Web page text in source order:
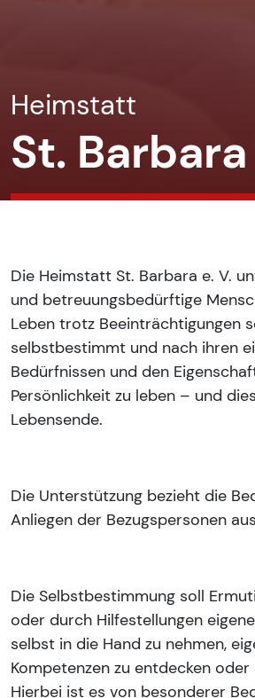
Heimstatt
St. Barbara
Die Heimstatt St. Barbara e. V.
und betreuungsbedürftige
Leben trotz Beeinträchtigungen
selbstbestimmt und nach ihren
Bedürfnissen und den
Persönlichkeit zu leben – und
Lebensende.
Die Unterstützung bezieht die
Anliegen der Bezugspersonen
Die Selbstbestimmung soll
oder durch Hilfestellungen
selbst in die Hand zu nehmen,
Kompetenzen zu entdecken oder
Hierbei ist es von besonderer